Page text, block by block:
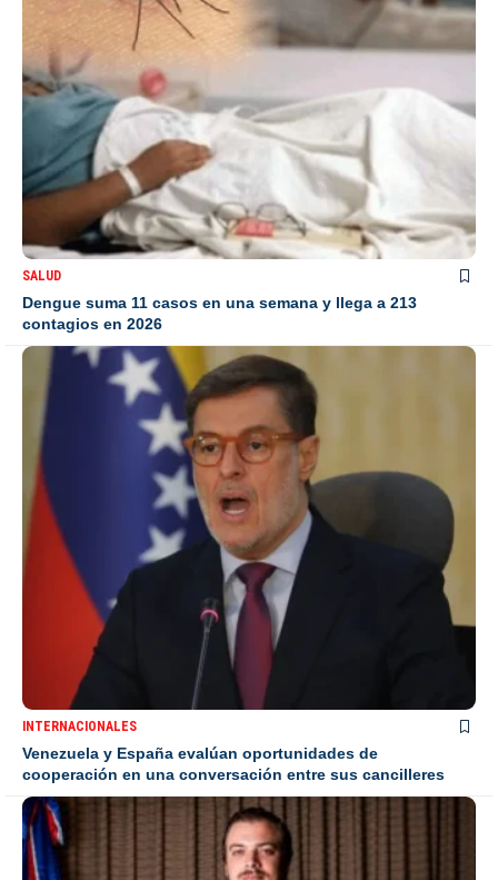
SALUD
Dengue suma 11 casos en una semana y llega a 213
contagios en 2026
INTERNACIONALES
Venezuela y España evalúan oportunidades de
cooperación en una conversación entre sus cancilleres